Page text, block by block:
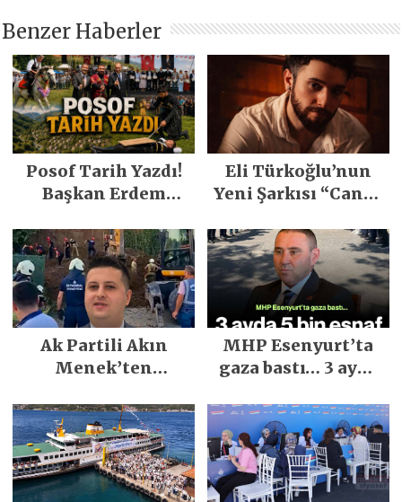
Benzer Haberler
Posof Tarih Yazdı!
Başkan Erdem
Emeğiyle Son
Yılların En Büyük
Festivali
Gerçekleşti
Eli Türkoğlu’nun
Yeni Şarkısı “Canın
İlgi Gördü!..
Ak Partili Akın
Menek’ten
heyelan sonrası
kritik uyarı
MHP Esenyurt’ta
gaza bastı… 3 ayda
edildi